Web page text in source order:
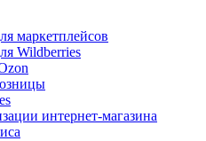
маркетплейсов
Wildberries
интернет-магазина